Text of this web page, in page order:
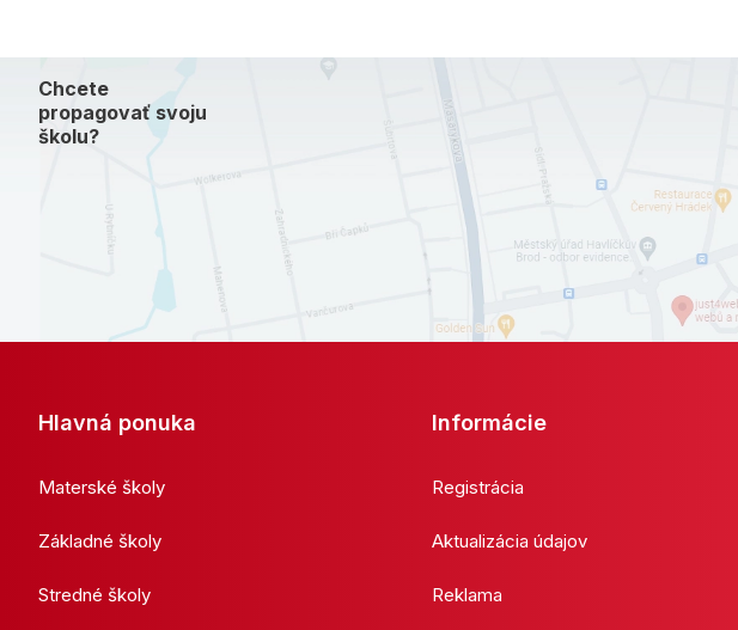
Chcete
propagovať svoju
školu?
Hlavná ponuka
Materské školy
Základné školy
Stredné školy
Informácie
Registrácia
Aktualizácia údajov
Reklama